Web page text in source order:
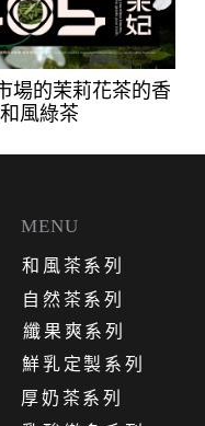
場的茉莉花茶的香
風綠茶
厚奶茶系列
鮮乳定製系列
纖果爽系列
自然茶系列
和風茶系列
MENU